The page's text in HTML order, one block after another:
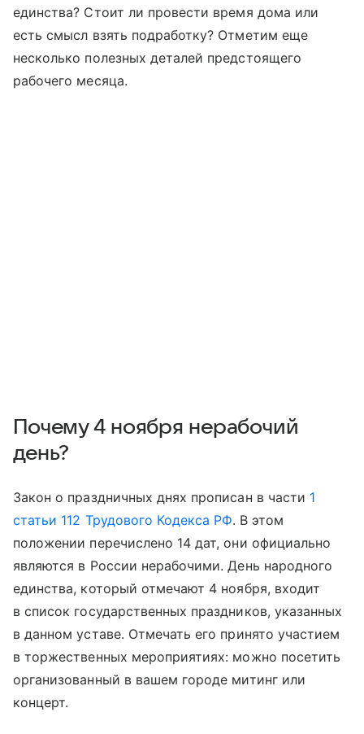
единства? Стоит ли провести время дома или
есть смысл взять подработку? Отметим еще
несколько полезных деталей предстоящего
рабочего месяца.
Почему 4 ноября нерабочий
день?
Закон о праздничных днях прописан в части 1
статьи 112 Трудового Кодекса РФ. В этом
положении перечислено 14 дат, они официально
являются в России нерабочими. День народного
единства, который отмечают 4 ноября, входит
в список государственных праздников, указанных
в данном уставе. Отмечать его принято участием
в торжественных мероприятиях: можно посетить
организованный в вашем городе митинг или
концерт.